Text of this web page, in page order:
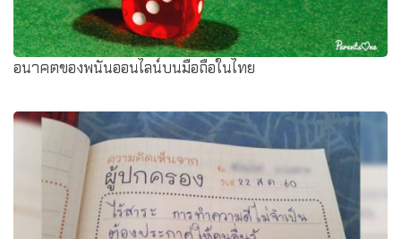
อนาคตของพนันออนไลน์บนมือถือในไทย